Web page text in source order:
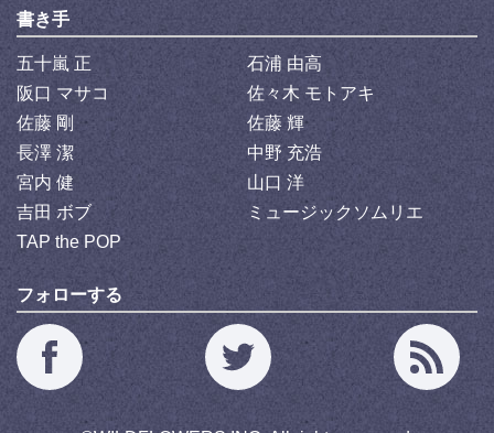
書き手
五十嵐 正
石浦 由高
阪口 マサコ
佐々木 モトアキ
佐藤 剛
佐藤 輝
長澤 潔
中野 充浩
宮内 健
山口 洋
吉田 ボブ
ミュージックソムリエ
TAP the POP
フォローする